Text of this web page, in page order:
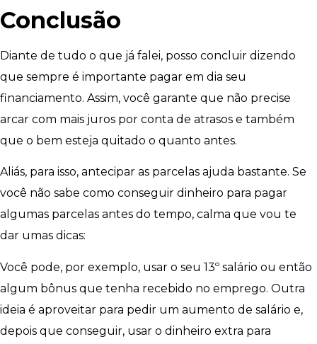
Conclusão
Diante de tudo o que já falei, posso concluir dizendo
que sempre é importante pagar em dia seu
financiamento. Assim, você garante que não precise
arcar com mais juros por conta de atrasos e também
que o bem esteja quitado o quanto antes.
Aliás, para isso, antecipar as parcelas ajuda bastante. Se
você não sabe como conseguir dinheiro para pagar
algumas parcelas antes do tempo, calma que vou te
dar umas dicas:
Você pode, por exemplo, usar o seu 13º salário ou então
algum bônus que tenha recebido no emprego. Outra
ideia é aproveitar para pedir um aumento de salário e,
depois que conseguir, usar o dinheiro extra para